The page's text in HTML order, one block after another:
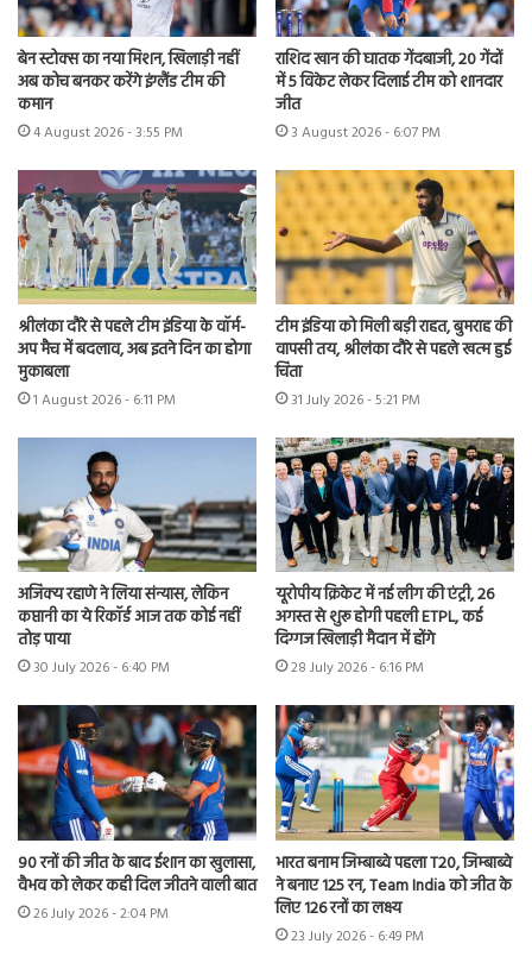
बेन स्टोक्स का नया मिशन, खिलाड़ी नहीं
अब कोच बनकर करेंगे इंग्लैंड टीम की
कमान
4 August 2026 - 3:55 PM
राशिद खान की घातक गेंदबाजी, 20 गेंदों
में 5 विकेट लेकर दिलाई टीम को शानदार
जीत
3 August 2026 - 6:07 PM
श्रीलंका दौरे से पहले टीम इंडिया के वॉर्म-
अप मैच में बदलाव, अब इतने दिन का होगा
मुकाबला
1 August 2026 - 6:11 PM
टीम इंडिया को मिली बड़ी राहत, बुमराह की
वापसी तय, श्रीलंका दौरे से पहले खत्म हुई
चिंता
31 July 2026 - 5:21 PM
अजिंक्य रहाणे ने लिया संन्यास, लेकिन
कप्तानी का ये रिकॉर्ड आज तक कोई नहीं
तोड़ पाया
30 July 2026 - 6:40 PM
यूरोपीय क्रिकेट में नई लीग की एंट्री, 26
अगस्त से शुरू होगी पहली ETPL, कई
दिग्गज खिलाड़ी मैदान में होंगे
28 July 2026 - 6:16 PM
90 रनों की जीत के बाद ईशान का खुलासा,
वैभव को लेकर कही दिल जीतने वाली बात
26 July 2026 - 2:04 PM
भारत बनाम जिम्बाब्वे पहला T20, जिम्बाब्वे
ने बनाए 125 रन, Team India को जीत के
लिए 126 रनों का लक्ष्य
23 July 2026 - 6:49 PM